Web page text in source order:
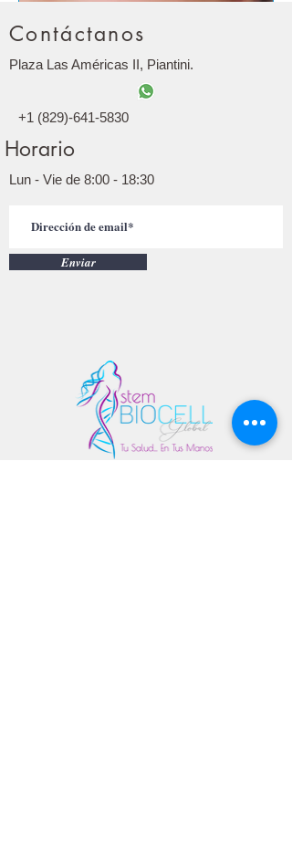
Contáctanos
Plaza Las Américas II, Piantini.
+1 (829)-641-5830
Horario
Lun - Vie de 8:00 - 18:30
Enviar